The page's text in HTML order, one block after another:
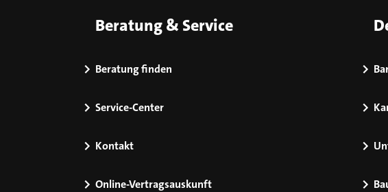
Beratung & Service
Beratung finden
Service-Center
Kontakt
Online-Vertragsauskunft